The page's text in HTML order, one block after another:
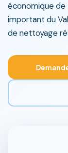
économique de
important du
de nettoyage